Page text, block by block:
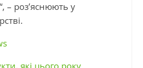
– роз’яснюють у